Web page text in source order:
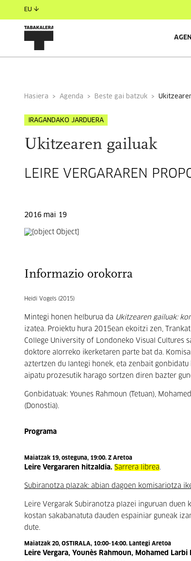
EU
Hasiera Agenda Beste gai batzuk
IRAGANDAKO JARDUERA
Ukitzearen gailuak
LEIRE VERGARAREN
2016 mai 19
Informazio orokorra
Heidi Vogels (2015)
Mintegi honen helburua da Ukitzearen gailuak:
izatea. Proiektu hura 2015ean ekoitzi zen,
College University of Londoneko Visual Cultures
doktore alorreko ikerketaren parte bat da.
aztertzen du lantegi honek, eta zenbait
aipatu prozesutik harago sortzen diren bazter
Gonbidatuak: Younes Rahmoun (Tetuan),
(Donostia).
Programa
Maiatzak 19, osteguna, 19:00. Z Aretoa
Leire Vergararen hitzaldia. Sarrera librea.
Subiranotza plazak: abian dagoen komisariotza
Leire Vergarak Subiranotza plazei inguruan
kostan sakabanatuta dauden espainiar guneak
dute.
Maiatzak 20, OSTIRALA, 10:00-14:00. Lantegi Aretoa
Leire Vergara, Younès Rahmoun, Mohamed